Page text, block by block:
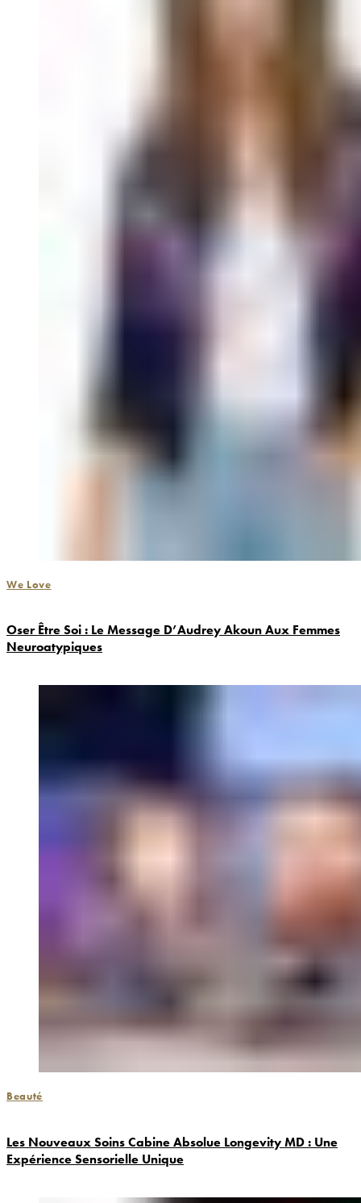
We Love
Oser Être Soi : Le Message D’Audrey Akoun Aux Femmes
Neuroatypiques
Beauté
Les Nouveaux Soins Cabine Absolue Longevity MD : Une
Expérience Sensorielle Unique